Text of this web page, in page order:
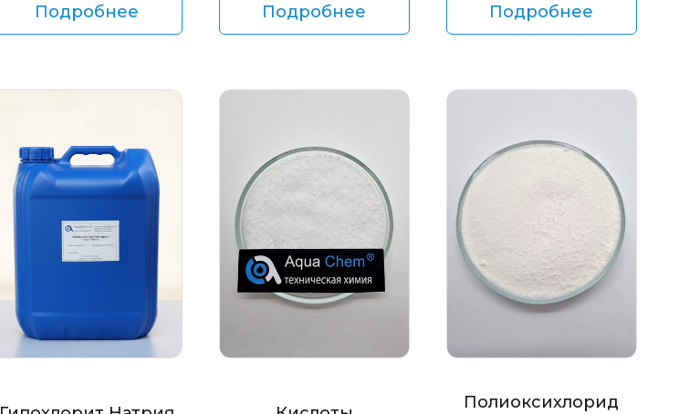
Подробнее Подробнее Подробнее
Полиоксихлорид